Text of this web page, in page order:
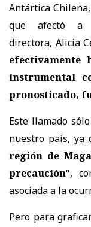
Antártica
que afectó a
directora, Alicia
instrumental
pronosticado,
Este llamado
nuestro país, ya
región de
precaución",
asociada a la
Pero para